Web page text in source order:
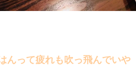
んって疲れも吹っ飛んでいや